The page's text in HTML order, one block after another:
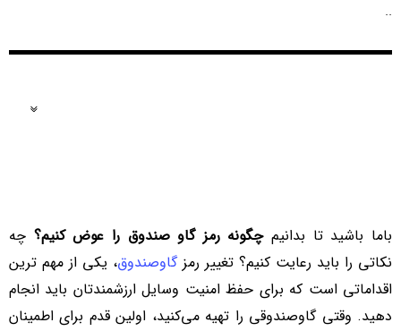
..
باما باشید تا بدانیمچگونه رمز گاو صندوق را عوض کنیم؟ چه
نکاتی را باید رعایت کنیم؟ تغییر رمزگاوصندوق، یکی از مهم‌ ترین
اقداماتی است که برای حفظ امنیت وسایل ارزشمندتان باید انجام
دهید. وقتی گاوصندوقی را تهیه می‌کنید، اولین قدم برای اطمینان